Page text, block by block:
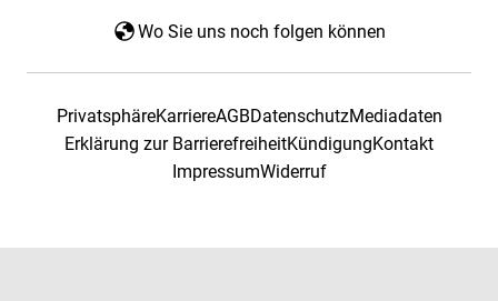
Wo Sie uns noch folgen können
PrivatsphäreKarriereAGBDatenschutzMediadaten
Erklärung zur BarrierefreiheitKündigungKontakt
ImpressumWiderruf